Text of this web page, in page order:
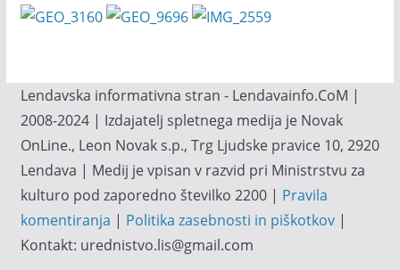
Lendavska informativna stran - Lendavainfo.CoM |
2008-2024 | Izdajatelj spletnega medija je Novak
OnLine., Leon Novak s.p., Trg Ljudske pravice 10, 2920
Lendava | Medij je vpisan v razvid pri Ministrstvu za
kulturo pod zaporedno številko 2200 | Pravila
komentiranja | Politika zasebnosti in piškotkov|
Kontakt: urednistvo.lis@gmail.com